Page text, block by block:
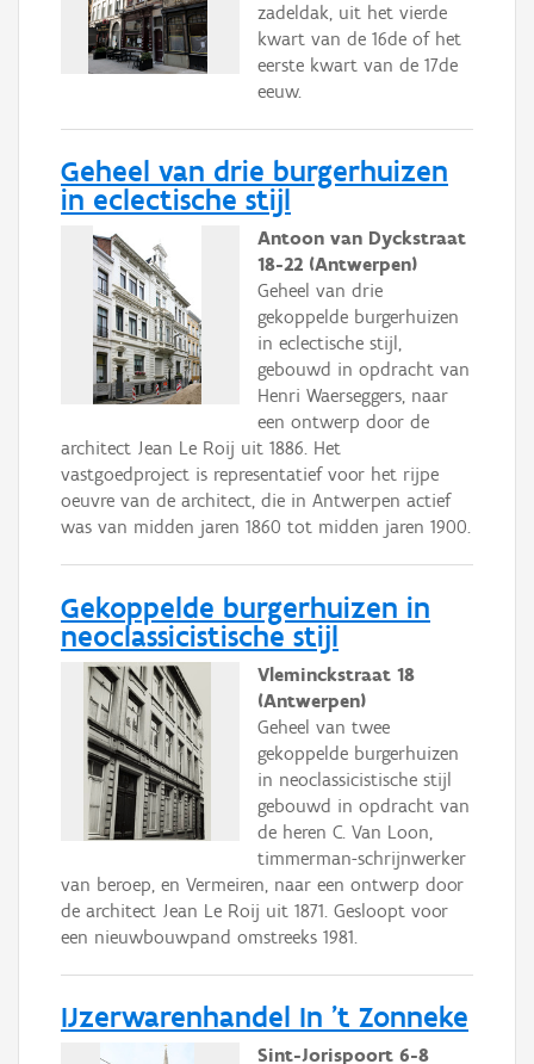
zadeldak, uit het vierde
kwart van de 16de of het
eerste kwart van de 17de
eeuw.
Geheel van drie burgerhuizen
in eclectische stijl
Antoon van Dyckstraat
18-22 (Antwerpen)
Geheel van drie
gekoppelde burgerhuizen
in eclectische stijl,
gebouwd in opdracht van
Henri Waerseggers, naar
een ontwerp door de
architect Jean Le Roij uit 1886. Het
vastgoedproject is representatief voor het rijpe
oeuvre van de architect, die in Antwerpen actief
was van midden jaren 1860 tot midden jaren 1900.
Gekoppelde burgerhuizen in
neoclassicistische stijl
Vleminckstraat 18
(Antwerpen)
Geheel van twee
gekoppelde burgerhuizen
in neoclassicistische stijl
gebouwd in opdracht van
de heren C. Van Loon,
timmerman-schrijnwerker
van beroep, en Vermeiren, naar een ontwerp door
de architect Jean Le Roij uit 1871. Gesloopt voor
een nieuwbouwpand omstreeks 1981.
IJzerwarenhandel In 't Zonneke
Sint-Jorispoort 6-8